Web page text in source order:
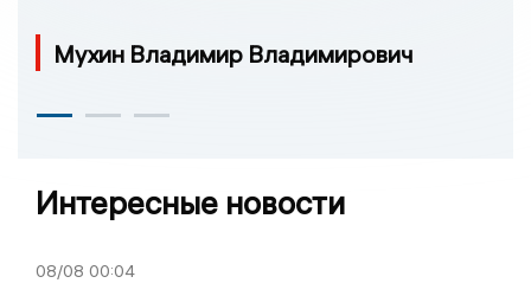
Мухин Владимир Владимирович
Интересные новости
08/08 00:04